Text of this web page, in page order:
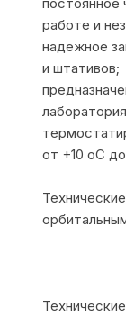
работе и
надежное
и штативов;
от +10 оС